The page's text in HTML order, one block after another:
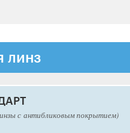
линз
с антибликовым покрытием)